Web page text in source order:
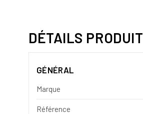
DÉTAILS PRODUIT
GÉNÉRAL
Marque
Référence